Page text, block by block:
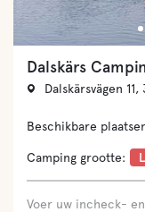
Dalskärs
Dalskärsvägen
Beschikbare
Camping grootte: L
Voer uw incheck-